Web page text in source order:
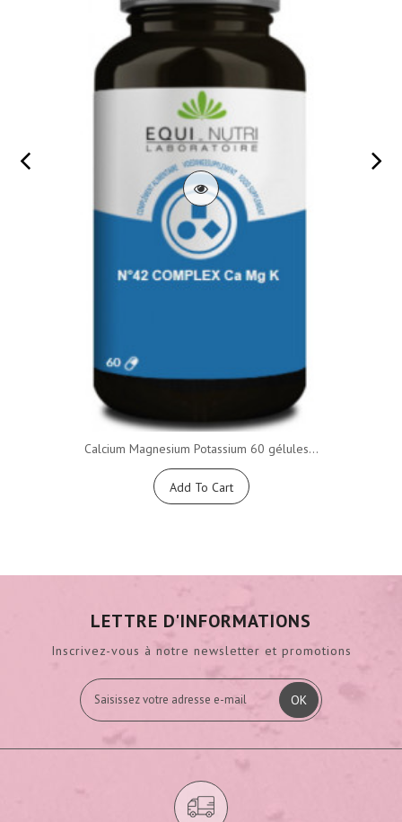
Calcium Magnesium Potassium 60 gélules...
Add To Cart
LETTRE D'INFORMATIONS
Inscrivez-vous à notre newsletter et promotions
OK